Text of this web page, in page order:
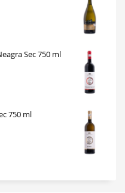
Sec 750 ml
750 ml